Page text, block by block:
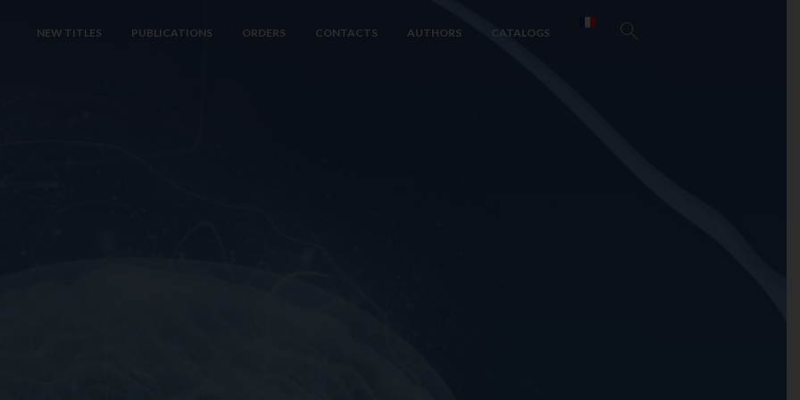
NEW TITLES PUBLICATIONS ORDERS CONTACTS AUTHORS CATALOGS